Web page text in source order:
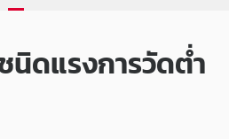
นิดแรงการวัดต่ำ